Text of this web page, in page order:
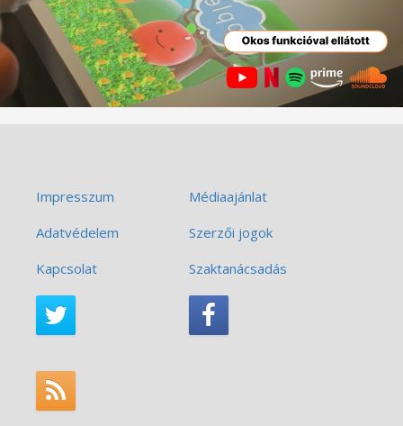
Impresszum
Médiaajánlat
Adatvédelem
Szerzői jogok
Kapcsolat
Szaktanácsadás